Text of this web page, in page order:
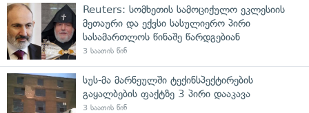
Reuters: სომხეთის სამოციქულო ეკლესიის
მეთაური და ექვსი სასულიერო პირი
სასამართლოს წინაშე წარდგებიან
3 საათის წინ
სუს-მა მარნეულში ტექინსპექტირების
გაყალბების ფაქტზე 3 პირი დააკავა
3 საათის წინ